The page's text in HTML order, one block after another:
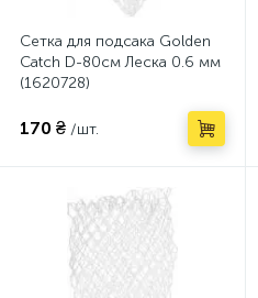
Сетка для подсака Golden
Catch D-80см Леска 0.6 мм
(1620728)
170 ₴ /шт.